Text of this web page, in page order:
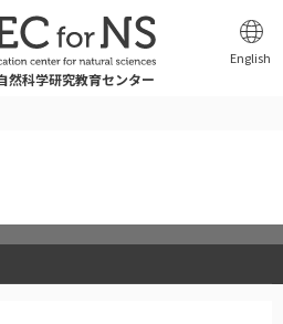
然科学研究教育センター
English